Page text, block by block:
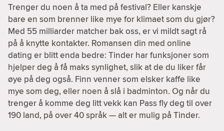
Trenger du noen å ta med på festival? Eller kanskje
bare en som brenner like mye for klimaet som du gjør?
Med 55 milliarder matcher bak oss, er vi mildt sagt rå
på å knytte kontakter. Romansen din med online
dating er blitt enda bedre: Tinder har funksjoner som
hjelper deg å få maks synlighet, slik at de du liker får
øye på deg også. Finn venner som elsker kaffe like
mye som deg, eller noen å slå i badminton. Og når du
trenger å komme deg litt vekk kan Pass fly deg til over
190 land, på over 40 språk — alt er mulig på Tinder.